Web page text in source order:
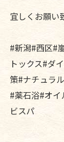
宜しくお願い
#新潟#西区#
トックス#ダ
策#ナチュラ
#薬石浴#オ
ビスパ